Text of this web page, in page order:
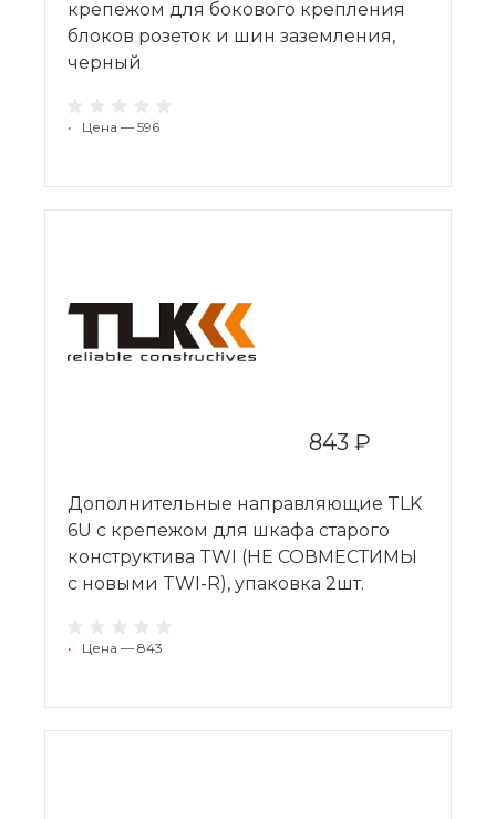
крепежом для бокового крепления
блоков розеток и шин заземления,
черный
• Цена — 596
843 ₽
Дополнительные направляющие TLK
6U с крепежом для шкафа старого
конструктива TWI (НЕ СОВМЕСТИМЫ
с новыми TWI-R), упаковка 2шт.
• Цена — 843